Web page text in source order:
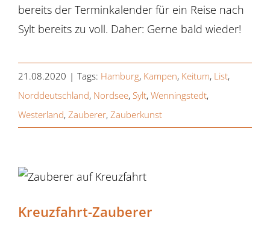
bereits der Terminkalender für ein Reise nach
Sylt bereits zu voll. Daher: Gerne bald wieder!
21.08.2020 | Tags: Hamburg, Kampen, Keitum, List,
Norddeutschland, Nordsee, Sylt, Wenningstedt,
Westerland, Zauberer, Zauberkunst
Kreuzfahrt-Zauberer